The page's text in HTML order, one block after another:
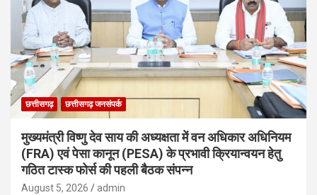
छत्तीसगढ़ छत्तीसगढ़ जनसंपर्क
मुख्यमंत्री विष्णु देव साय की अध्यक्षता में वन अधिकार अधिनियम
(FRA) एवं पेसा कानून (PESA) के प्रभावी क्रियान्वयन हेतु
गठित टास्क फोर्स की पहली बैठक संपन्न
August 5, 2026 admin